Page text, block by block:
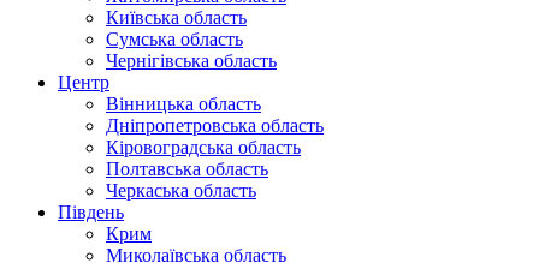
Київська область
Сумська область
Чернігівська область
Центр
Вінницька область
Дніпропетровська область
Кіровоградська область
Полтавська область
Черкаська область
Південь
Крим
Миколаївська область